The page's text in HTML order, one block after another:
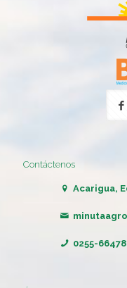
Contáctenos
Acarigua,
0255-